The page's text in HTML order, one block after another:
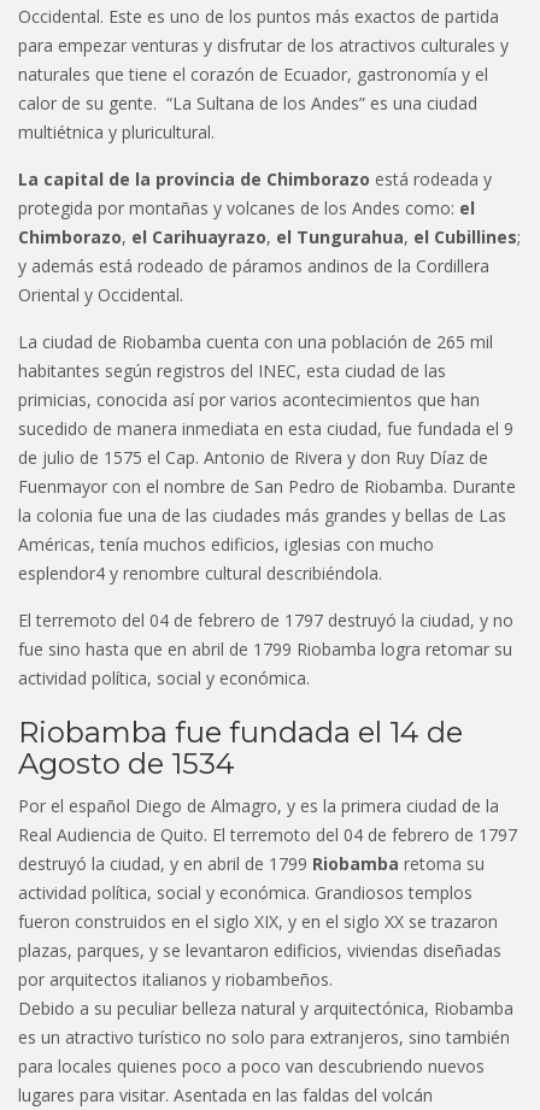
Occidental. Este es uno de los puntos más exactos de partida
para empezar venturas y disfrutar de los atractivos culturales y
naturales que tiene el corazón de Ecuador, gastronomía y el
calor de su gente. “La Sultana de los Andes” es una ciudad
multiétnica y pluricultural.
La capital de la provincia de Chimborazo está rodeada y
protegida por montañas y volcanes de los Andes como: el
Chimborazo, el Carihuayrazo, el Tungurahua, el Cubillines;
y además está rodeado de páramos andinos de la Cordillera
Oriental y Occidental.
La ciudad de Riobamba cuenta con una población de 265 mil
habitantes según registros del INEC, esta ciudad de las
primicias, conocida así por varios acontecimientos que han
sucedido de manera inmediata en esta ciudad, fue fundada el 9
de julio de 1575 el Cap. Antonio de Rivera y don Ruy Díaz de
Fuenmayor con el nombre de San Pedro de Riobamba. Durante
la colonia fue una de las ciudades más grandes y bellas de Las
Américas, tenía muchos edificios, iglesias con mucho
esplendor4​ y renombre cultural describiéndola.
El terremoto del 04 de febrero de 1797 destruyó la ciudad, y no
fue sino hasta que en abril de 1799 Riobamba logra retomar su
actividad política, social y económica.
Riobamba fue fundada el 14 de
Agosto de 1534
Por el español Diego de Almagro, y es la primera ciudad de la
Real Audiencia de Quito. El terremoto del 04 de febrero de 1797
destruyó la ciudad, y en abril de 1799 Riobamba retoma su
actividad política, social y económica. Grandiosos templos
fueron construidos en el siglo XIX, y en el siglo XX se trazaron
plazas, parques, y se levantaron edificios, viviendas diseñadas
por arquitectos italianos y riobambeños.
Debido a su peculiar belleza natural y arquitectónica, Riobamba
es un atractivo turístico no solo para extranjeros, sino también
para locales quienes poco a poco van descubriendo nuevos
lugares para visitar. Asentada en las faldas del volcán